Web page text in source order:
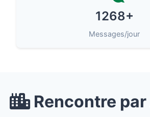
1268+
Messages/jour
Rencontre